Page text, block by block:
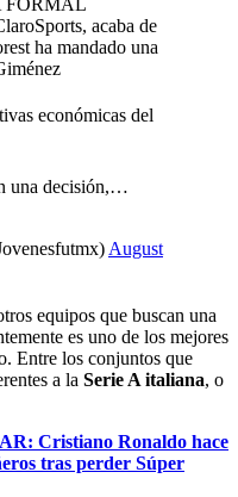
FORMAL
acaba de
ha mandado una
económicas del
una decisión,…
August
equipos que buscan una
es uno de los mejores
Entre los conjuntos que
a la Serie A italiana, o
Cristiano Ronaldo hace
tras perder Súper